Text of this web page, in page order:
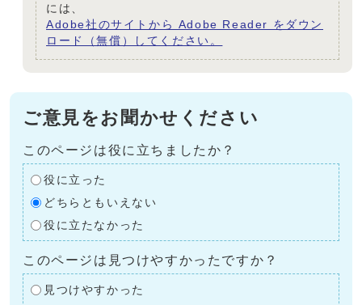
には、
Adobe社のサイトから Adobe Reader をダウン
ロード（無償）してください。
ご意見をお聞かせください
このページは役に立ちましたか？
役に立った
どちらともいえない
役に立たなかった
このページは見つけやすかったですか？
見つけやすかった